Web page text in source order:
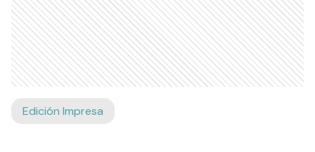
Edición Impresa